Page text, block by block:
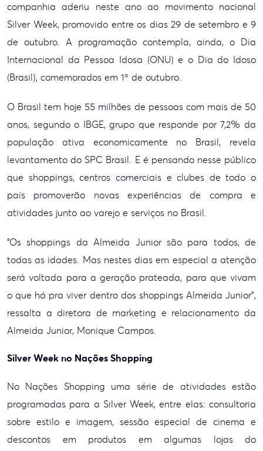
companhia aderiu neste ano ao movimento nacional
SilverWeek, promovido entre os dias 29 de setembro e 9
de outubro. A programação contempla, ainda, o Dia
Internacional da Pessoa Idosa (ONU) e o Dia do Idoso
(Brasil), comemorados em 1º de outubro.
O Brasil tem hoje 55 milhões de pessoas com mais de 50
anos, segundo o IBGE, grupo que responde por 7,2% da
população ativa economicamente no Brasil, revela
levantamento do SPC Brasil. Eé pensando nesse público
que shoppings, centros comerciais e clubes de todo o
país promoverão novas experiências de compra e
atividades junto ao varejo e serviços no Brasil.
“Os shoppings da Almeida Junior são para todos, de
todas as idades. Mas nestes dias em especial a atenção
será voltada para a geração prateada, para que vivam
o que há pra viverdentro dos shoppings Almeida Junior”,
ressalta a diretora de marketing e relacionamento da
Almeida Junior, Monique Campos.
Silver Week no Nações Shopping
No Nações Shopping uma série de atividades estão
programadas para a Silver Week, entre elas: consultoria
sobre estilo e imagem, sessão especial de cinema e
descontos em produtos em algumas lojas do